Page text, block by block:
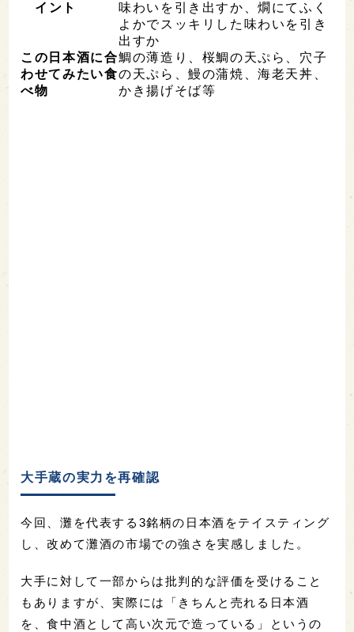
イント
味わいを引き出すか、燗にてふく
よかでスッキリした味わいを引き
出すか
この日本酒に合
わせてみたい食
べ物
鯛の薄造り、桜鯛の天ぷら、穴子
の天ぷら、鰻の蒲焼、海老天丼、
かき揚げそば等
大手蔵の実力を再確認
今回、灘を代表する3銘柄の日本酒をテイスティング
し、改めて灘酒の市場での強さを実感しました。
大手に対して一部からは批判的な評価を受けること
もありますが、実際には「きちんと売れる日本酒
を、食中酒として高い次元で造っている」というの